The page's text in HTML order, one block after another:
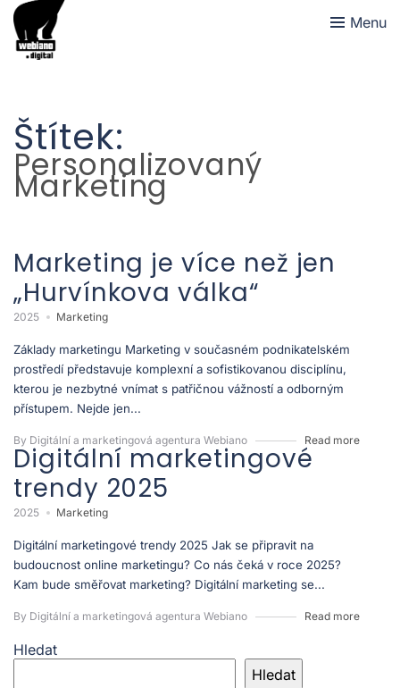
Menu
Štítek:
Personalizovaný
Marketing
Marketing je více než jen
„Hurvínkova válka“
2025 Marketing
Základy marketingu Marketing v současném podnikatelském
prostředí představuje komplexní a sofistikovanou disciplínu,
kterou je nezbytné vnímat s patřičnou vážností a odborným
přístupem. Nejde jen...
By Digitální a marketingová agentura Webiano Read more
Digitální marketingové
trendy 2025
2025 Marketing
Digitální marketingové trendy 2025 Jak se připravit na
budoucnost online marketingu? Co nás čeká v roce 2025?
Kam bude směřovat marketing? Digitální marketing se...
By Digitální a marketingová agentura Webiano Read more
Hledat
Hledat